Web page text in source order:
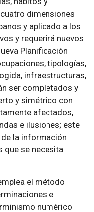
dimensiones
y aplicado a los
y requerirá nuevos
Planificación
tipologías,
infraestructuras,
ser completados y
y simétrico con
afectados,
e ilusiones; este
la información
que se necesita
el método
e
numérico